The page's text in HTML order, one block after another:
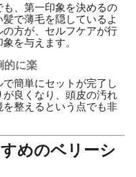
、第一印象を決めるの
で薄毛を隠しているよ
方が、セルフケアが行
を与えます。
的に楽
簡単にセットが完了し
良くなり、頭皮の汚れ
整えるという点でも非
めのベリーシ